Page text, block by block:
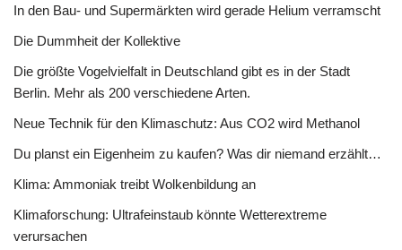
In den Bau- und Supermärkten wird gerade Helium verramscht
Die Dummheit der Kollektive
Die größte Vogelvielfalt in Deutschland gibt es in der Stadt
Berlin. Mehr als 200 verschiedene Arten.
Neue Technik für den Klimaschutz: Aus CO2 wird Methanol
Du planst ein Eigenheim zu kaufen? Was dir niemand erzählt…
Klima: Ammoniak treibt Wolkenbildung an
Klimaforschung: Ultrafeinstaub könnte Wetterextreme
verursachen